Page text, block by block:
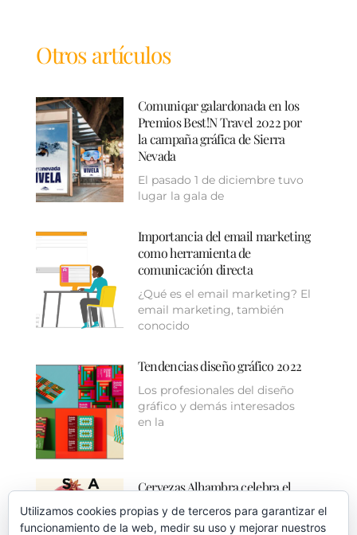
Otros artículos
Comuniqar galardonada en los
Premios Best!N Travel 2022 por
la campaña gráfica de Sierra
Nevada
El pasado 1 de diciembre tuvo
lugar la gala de
Importancia del email marketing
como herramienta de
comunicación directa
¿Qué es el email marketing? El
email marketing, también
conocido
Tendencias diseño gráfico 2022
Los profesionales del diseño
gráfico y demás interesados
en la
Cervezas Alhambra celebra el
certamen gastronómico Saborea
Sin Prisa Granada
Utilizamos cookies propias y de terceros para garantizar el
funcionamiento de la web, medir su uso y mejorar nuestros